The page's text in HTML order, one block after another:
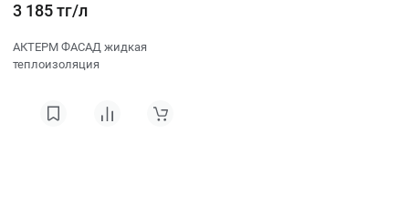
3 185 тг/л
АКТЕРМ ФАСАД жидкая
теплоизоляция